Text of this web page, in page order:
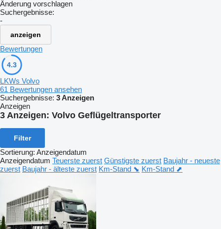
Änderung vorschlagen
Suchergebnisse:
-
anzeigen
Bewertungen
4.3
LKWs Volvo
61 Bewertungen ansehen
Suchergebnisse: 3 Anzeigen
Anzeigen
3 Anzeigen: Volvo Geflügeltransporter
Filter
Sortierung: Anzeigendatum
Anzeigendatum Teuerste zuerst Günstigste zuerst Baujahr - neueste
zuerst Baujahr - älteste zuerst Km-Stand ⬊ Km-Stand ⬈